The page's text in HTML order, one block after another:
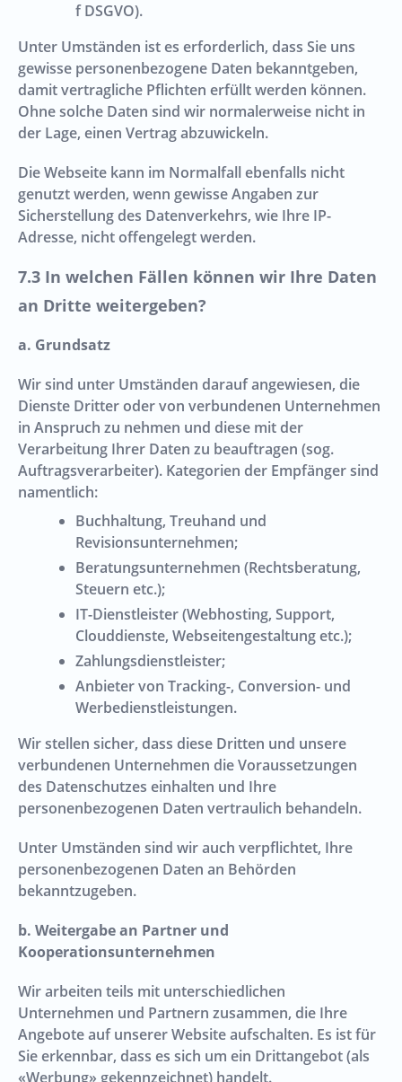
f DSGVO).
Unter Umständen ist es erforderlich, dass Sie uns
gewisse personenbezogene Daten bekanntgeben,
damit vertragliche Pflichten erfüllt werden können.
Ohne solche Daten sind wir normalerweise nicht in
der Lage, einen Vertrag abzuwickeln.
Die Webseite kann im Normalfall ebenfalls nicht
genutzt werden, wenn gewisse Angaben zur
Sicherstellung des Datenverkehrs, wie Ihre IP-
Adresse, nicht offengelegt werden.
In welchen Fällen können wir Ihre Daten
an Dritte weitergeben?
a. Grundsatz
Wir sind unter Umständen darauf angewiesen, die
Dienste Dritter oder von verbundenen Unternehmen
in Anspruch zu nehmen und diese mit der
Verarbeitung Ihrer Daten zu beauftragen (sog.
Auftragsverarbeiter). Kategorien der Empfänger sind
namentlich:
Buchhaltung, Treuhand und
Revisionsunternehmen;
Beratungsunternehmen (Rechtsberatung,
Steuern etc.);
IT-Dienstleister (Webhosting, Support,
Clouddienste, Webseitengestaltung etc.);
Zahlungsdienstleister;
Anbieter von Tracking-, Conversion- und
Werbedienstleistungen.
Wir stellen sicher, dass diese Dritten und unsere
verbundenen Unternehmen die Voraussetzungen
des Datenschutzes einhalten und Ihre
personenbezogenen Daten vertraulich behandeln.
Unter Umständen sind wir auch verpflichtet, Ihre
personenbezogenen Daten an Behörden
bekanntzugeben.
b. Weitergabe an Partner und
Kooperationsunternehmen
Wir arbeiten teils mit unterschiedlichen
Unternehmen und Partnern zusammen, die Ihre
Angebote auf unserer Website aufschalten. Es ist für
Sie erkennbar, dass es sich um ein Drittangebot (als
«Werbung» gekennzeichnet) handelt.